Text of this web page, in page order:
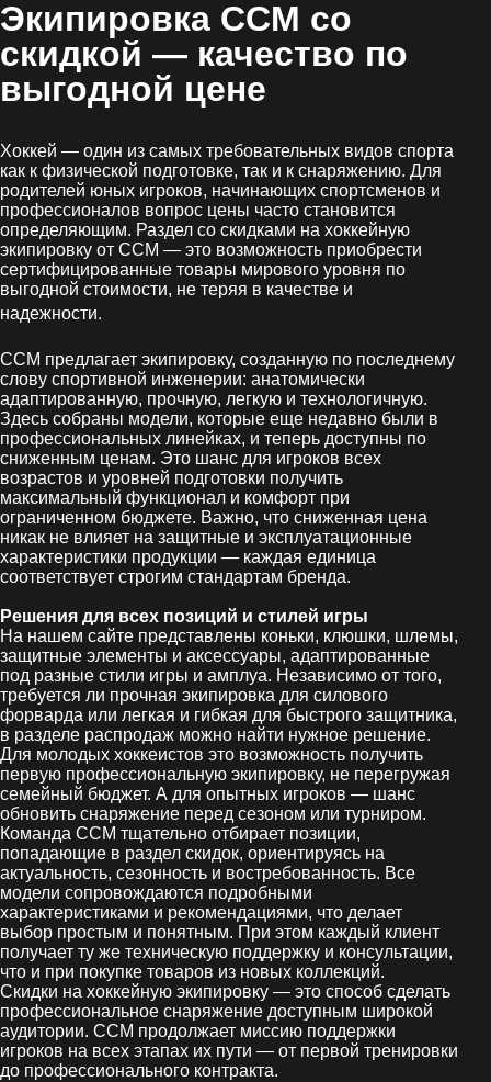
Экипировка CCM со
скидкой — качество по
выгодной цене
Хоккей — один из самых требовательных видов спорта
как к физической подготовке, так и к снаряжению. Для
родителей юных игроков, начинающих спортсменов и
профессионалов вопрос цены часто становится
определяющим. Раздел со скидками на хоккейную
экипировку от CCM — это возможность приобрести
сертифицированные товары мирового уровня по
выгодной стоимости, не теряя в качестве и
надежности.
CCM предлагает экипировку, созданную по последнему
слову спортивной инженерии: анатомически
адаптированную, прочную, легкую и технологичную.
Здесь собраны модели, которые еще недавно были в
профессиональных линейках, и теперь доступны по
сниженным ценам. Это шанс для игроков всех
возрастов и уровней подготовки получить
максимальный функционал и комфорт при
ограниченном бюджете. Важно, что сниженная цена
никак не влияет на защитные и эксплуатационные
характеристики продукции — каждая единица
соответствует строгим стандартам бренда.
Решения для всех позиций и стилей игры
На нашем сайте представлены коньки, клюшки, шлемы,
защитные элементы и аксессуары, адаптированные
под разные стили игры и амплуа. Независимо от того,
требуется ли прочная экипировка для силового
форварда или легкая и гибкая для быстрого защитника,
в разделе распродаж можно найти нужное решение.
Для молодых хоккеистов это возможность получить
первую профессиональную экипировку, не перегружая
семейный бюджет. А для опытных игроков — шанс
обновить снаряжение перед сезоном или турниром.
Команда CCM тщательно отбирает позиции,
попадающие в раздел скидок, ориентируясь на
актуальность, сезонность и востребованность. Все
модели сопровождаются подробными
характеристиками и рекомендациями, что делает
выбор простым и понятным. При этом каждый клиент
получает ту же техническую поддержку и консультации,
что и при покупке товаров из новых коллекций.
Скидки на хоккейную экипировку — это способ сделать
профессиональное снаряжение доступным широкой
аудитории. CCM продолжает миссию поддержки
игроков на всех этапах их пути — от первой тренировки
до профессионального контракта.